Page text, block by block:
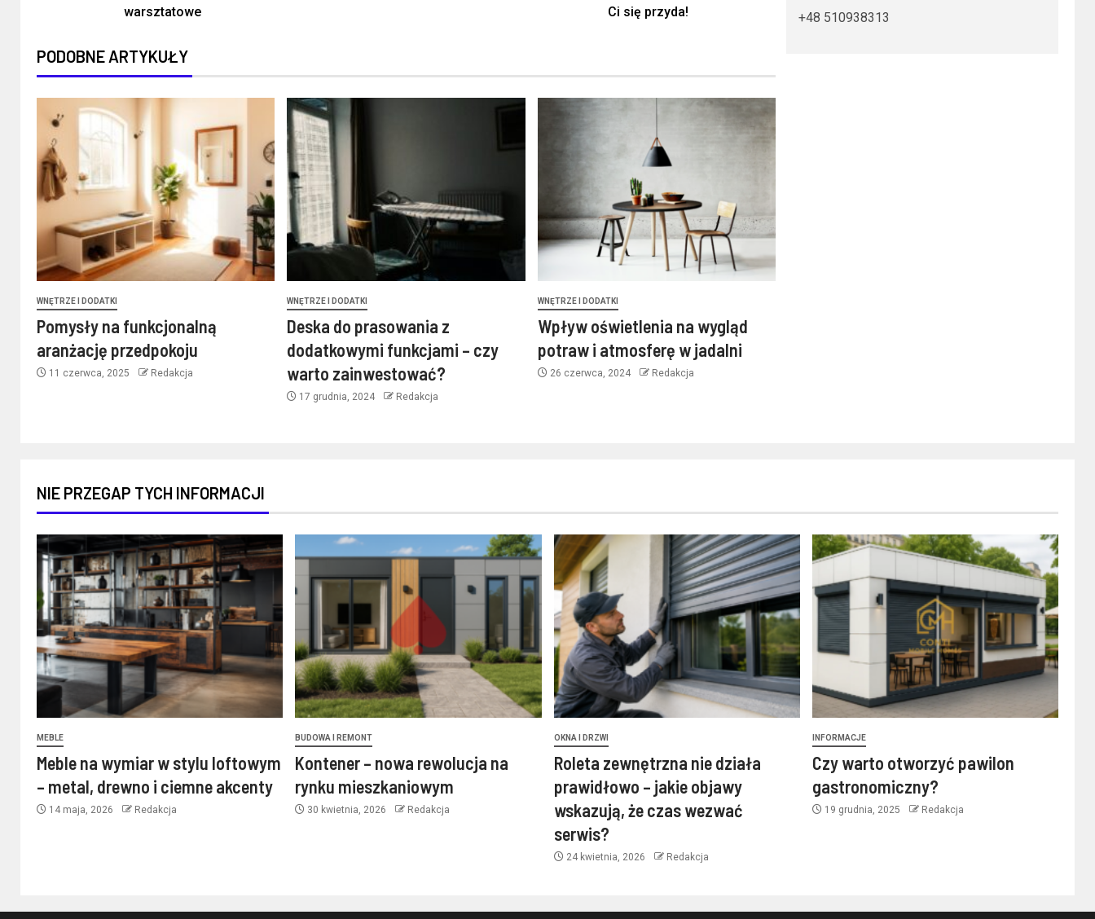
warsztatowe
Ci się przyda!
PODOBNE ARTYKUŁY
WNĘTRZE I DODATKI
Pomysły na funkcjonalną
aranżację przedpokoju
11 czerwca, 2025 Redakcja
WNĘTRZE I DODATKI
Deska do prasowania z
dodatkowymi funkcjami – czy
warto zainwestować?
17 grudnia, 2024 Redakcja
WNĘTRZE I DODATKI
Wpływ oświetlenia na wygląd
potraw i atmosferę w jadalni
26 czerwca, 2024 Redakcja
+48 510938313
NIE PRZEGAP TYCH INFORMACJI
MEBLE
Meble na wymiar w stylu loftowym
– metal, drewno i ciemne akcenty
14 maja, 2026 Redakcja
BUDOWA I REMONT
Kontener – nowa rewolucja na
rynku mieszkaniowym
30 kwietnia, 2026 Redakcja
OKNA I DRZWI
Roleta zewnętrzna nie działa
prawidłowo – jakie objawy
wskazują, że czas wezwać
serwis?
24 kwietnia, 2026 Redakcja
INFORMACJE
Czy warto otworzyć pawilon
gastronomiczny?
19 grudnia, 2025 Redakcja